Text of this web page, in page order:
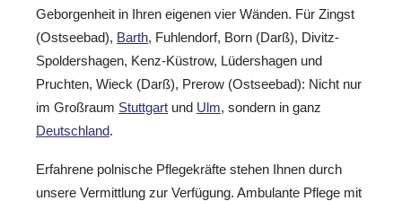
Geborgenheit in Ihren eigenen vier Wänden. Für Zingst
(Ostseebad), Barth, Fuhlendorf, Born (Darß), Divitz-
Spoldershagen, Kenz-Küstrow, Lüdershagen und
Pruchten, Wieck (Darß), Prerow (Ostseebad): Nicht nur
im Großraum Stuttgart und Ulm, sondern in ganz
Deutschland.
Erfahrene polnische Pflegekräfte stehen Ihnen durch
unsere Vermittlung zur Verfügung. Ambulante Pflege mit